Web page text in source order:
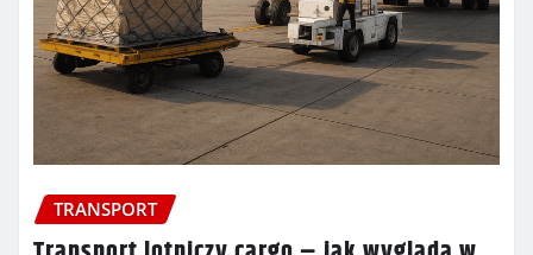
TRANSPORT